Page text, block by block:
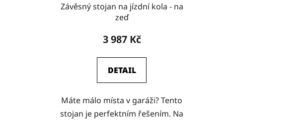
Závěsný stojan na jízdní kola - na
zeď
3 987 Kč
DETAIL
Máte málo místa v garáži? Tento
stojan je perfektním řešením. Na